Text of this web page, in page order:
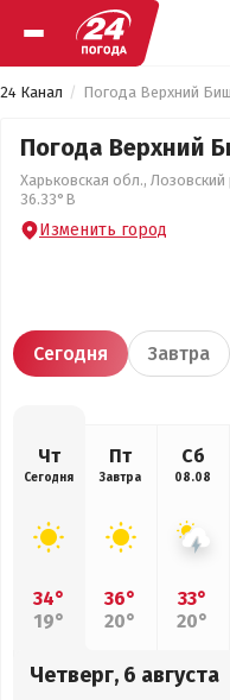
24 Канал Погода Верхний
Погода Верхний
Харьковская обл.,
36.33°В
Изменить город
Сегодня Завтра
Чт
Сегодня
34°
19°
Пт
Завтра
36°
20°
Сб
08.08
33°
20°
Четверг, 6 августа